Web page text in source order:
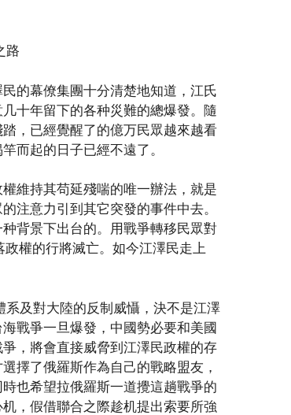
路
的幕僚集團十分清楚地知道，江氏
十年留下的各种災難的總爆發。隨
，已經覺醒了的億万民眾越來越看
而起的日子已經不遠了。
維持其苟延殘喘的唯一辦法，就是
注意力引到其它突發的事件中去。
背景下出台的。用戰爭轉移民眾對
權的行將滅亡。如今江澤民走上
及對大陸的反制威懾，決不是江澤
戰爭一旦爆發，中國勢必要和美國
，將會直接威脅到江澤民政權的存
擇了俄羅斯作為自己的戰略盟友，
也希望拉俄羅斯一道攪這趟戰爭的
，假借聯合之際趁机提出索要所強